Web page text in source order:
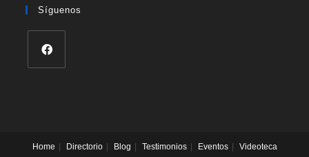
Síguenos
nueva
Home Directorio Blog Testimonios Eventos Videoteca